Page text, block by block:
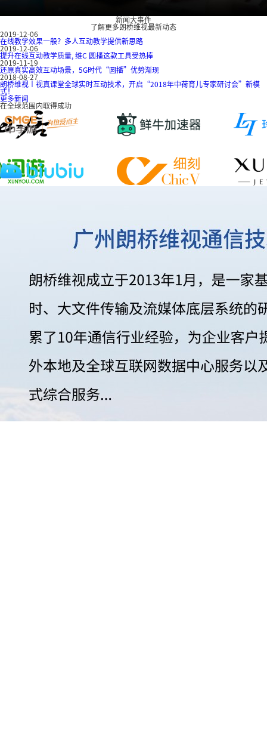
新闻大事件
了解更多朗桥维视最新动态
2019-12-06
在线教学效果一般？多人互动教学提供新思路
2019-12-06
提升在线互动教学质量, 维C 圆播这款工具受热捧
2019-11-19
还原真实高效互动场景，5G时代“圆播”优势渐现
2018-08-27
朗桥维视丨视真课堂全球实时互动技术，开启“2018年中荷育儿专家研讨会”新模
式！
更多新闻
在全球范围内取得成功